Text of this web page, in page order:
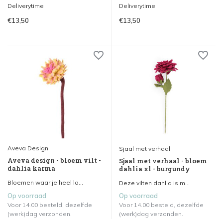
Deliverytime
€13,50
Deliverytime
€13,50
Aveva Design
Aveva design - bloem vilt -
dahlia karma
Bloemen waar je heel la...
Op voorraad
Voor 14.00 besteld, dezelfde
(werk)dag verzonden.
Sjaal met verhaal
Sjaal met verhaal - bloem
dahlia xl - burgundy
Deze vilten dahlia is m...
Op voorraad
Voor 14.00 besteld, dezelfde
(werk)dag verzonden.